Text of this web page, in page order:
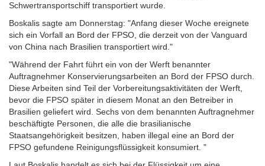
Schwertransportschiff transportiert wurde.
Boskalis sagte am Donnerstag: "Anfang dieser Woche ereignete
sich ein Vorfall an Bord der FPSO, die derzeit von der Vanguard
von China nach Brasilien transportiert wird."
"Während der Fahrt führt ein von der Werft benannter
Auftragnehmer Konservierungsarbeiten an Bord der FPSO durch.
Diese Arbeiten sind Teil der Vorbereitungsaktivitäten der Werft,
bevor die FPSO später in diesem Monat an den Betreiber in
Brasilien geliefert wird. Sechs von dem benannten Auftragnehmer
beschäftigte Personen, die alle die brasilianische
Staatsangehörigkeit besitzen, haben illegal eine an Bord der
FPSO gefundene Reinigungsflüssigkeit konsumiert. "